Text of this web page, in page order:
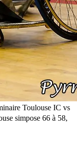
Toulouse IC vs
simpose 66 à 58,